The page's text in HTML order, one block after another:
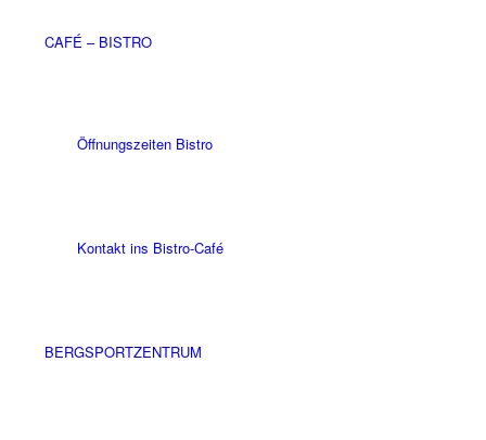
CAFÉ – BISTRO
Öffnungszeiten Bistro
Kontakt ins Bistro-Café
BERGSPORTZENTRUM